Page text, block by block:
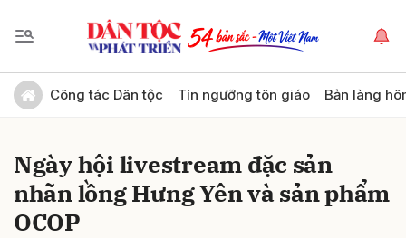
Công tác Dân tộc Tín ngưỡng tôn giáo Bản làng
Ngày hội livestream đặc sản
nhãn lồng Hưng Yên và sản phẩm
OCOP
Gửi bình luận